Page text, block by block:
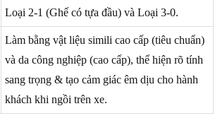
Loại 2-1 (Ghế có tựa đầu) và Loại 3-0.
Làm bằng vật liệu simili cao cấp (tiêu chuẩn)
và da công nghiệp (cao cấp), thể hiện rõ tính
sang trọng & tạo cảm giác êm dịu cho hành
khách khi ngồi trên xe.